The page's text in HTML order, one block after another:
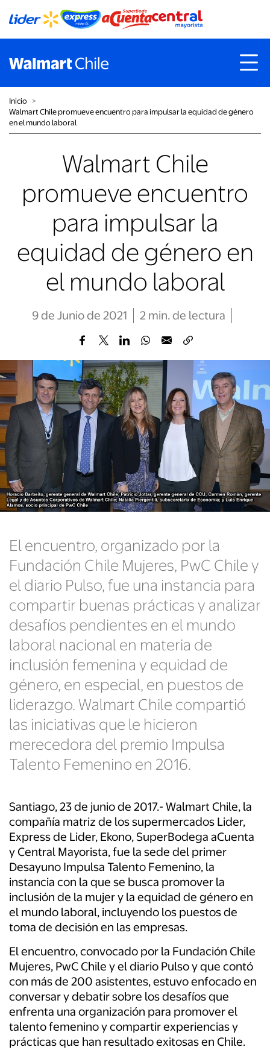
Inicio ˃
Walmart Chile promueve encuentro para impulsar la equidad de género
en el mundo laboral
Walmart Chile
promueve encuentro
para impulsar la
equidad de género en
el mundo laboral
9 de Junio de 2021 2 min. de lectura
El encuentro, organizado por la
Fundación Chile Mujeres, PwC Chile y
el diario Pulso, fue una instancia para
compartir buenas prácticas y analizar
desafíos pendientes en el mundo
laboral nacional en materia de
inclusión femenina y equidad de
género, en especial, en puestos de
liderazgo. Walmart Chile compartió
las iniciativas que le hicieron
merecedora del premio Impulsa
Talento Femenino en 2016.
Santiago, 23 de junio de 2017.- Walmart Chile, la
compañía matriz de los supermercados Lider,
Express de Lider, Ekono, SuperBodega aCuenta
y Central Mayorista, fue la sede del primer
Desayuno Impulsa Talento Femenino, la
instancia con la que se busca promover la
inclusión de la mujer y la equidad de género en
el mundo laboral, incluyendo los puestos de
toma de decisión en las empresas.
El encuentro, convocado por la Fundación Chile
Mujeres, PwC Chile y el diario Pulso y que contó
con más de 200 asistentes, estuvo enfocado en
conversar y debatir sobre los desafíos que
enfrenta una organización para promover el
talento femenino y compartir experiencias y
prácticas que han resultado exitosas en Chile.